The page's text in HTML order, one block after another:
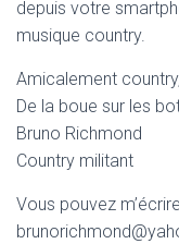
depuis votre
musique country.
Amicalement country,
De la boue sur les
Bruno Richmond
Country militant
Vous pouvez